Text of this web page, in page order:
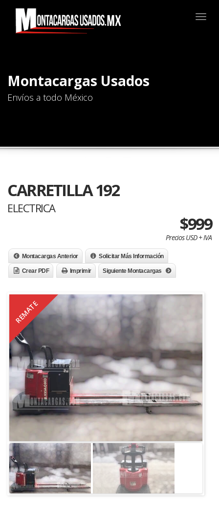
Montacargas Usados
Envíos a todo México
CARRETILLA 192
ELECTRICA
$999
Precios USD + IVA
Montacargas Anterior Solicitar Más Información
Crear PDF Imprimir Siguiente Montacargas
REMATE